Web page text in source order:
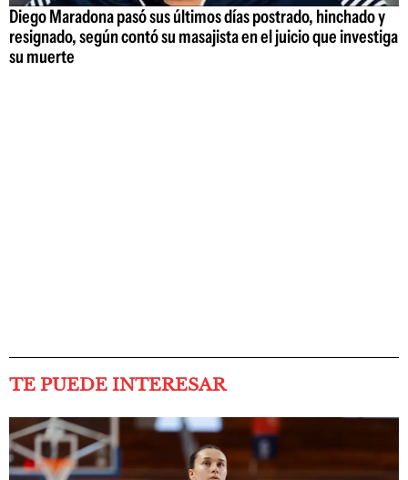
Diego Maradona pasó sus últimos días postrado, hinchado y
resignado, según contó su masajista en el juicio que investiga
su muerte
TE PUEDE INTERESAR